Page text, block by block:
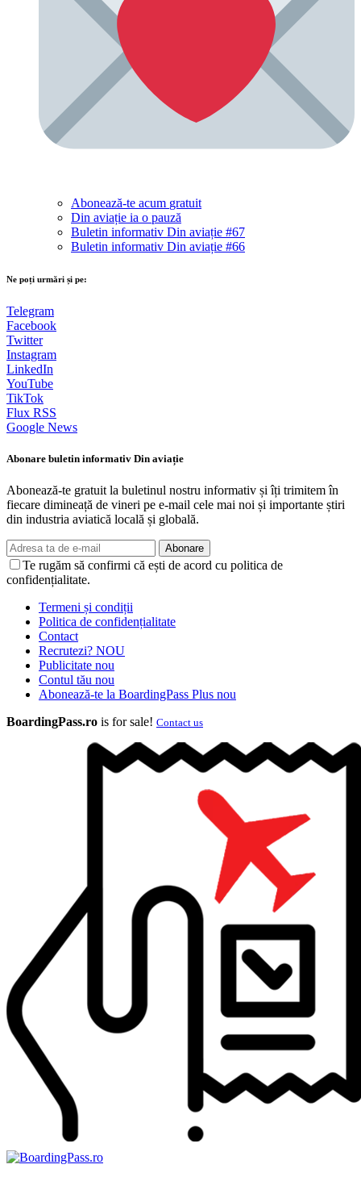
Abonează-te acum gratuit
Din aviație ia o pauză
Buletin informativ Din aviație #67
Buletin informativ Din aviație #66
Ne poți urmări și pe:
Telegram
Facebook
Twitter
Instagram
LinkedIn
YouTube
TikTok
Flux RSS
Google News
Abonare buletin informativ Din aviație
Abonează-te gratuit la buletinul nostru informativ și îți trimitem în
fiecare dimineață de vineri pe e-mail cele mai noi și importante știri
din industria aviatică locală și globală.
Abonare
Te rugăm să confirmi că ești de acord cu politica de
confidențialitate.
Termeni și condiții
Politica de confidențialitate
Contact
Recrutezi? NOU
Publicitate nou
Contul tău nou
Abonează-te la BoardingPass Plus nou
BoardingPass.ro is for sale! Contact us